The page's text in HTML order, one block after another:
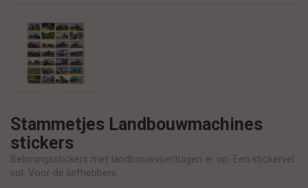
Stammetjes Landbouwmachines
stickers
Beloningsstickers met landbouwvoertuigen er op. Een stickervel
vol. Voor de liefhebbers.